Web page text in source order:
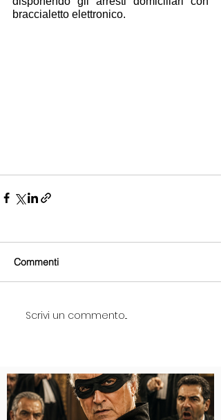
braccialetto elettronico.
Commenti
Scrivi un commento...